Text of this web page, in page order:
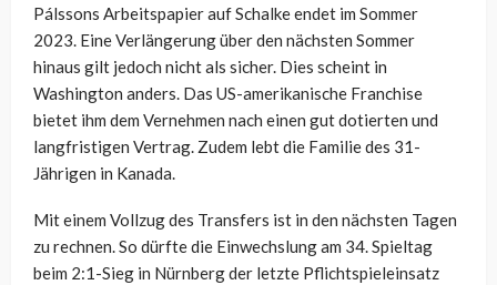
Pálssons Arbeitspapier auf Schalke endet im Sommer
2023. Eine Verlängerung über den nächsten Sommer
hinaus gilt jedoch nicht als sicher. Dies scheint in
Washington anders. Das US-amerikanische Franchise
bietet ihm dem Vernehmen nach einen gut dotierten und
langfristigen Vertrag. Zudem lebt die Familie des 31-
Jährigen in Kanada.
Mit einem Vollzug des Transfers ist in den nächsten Tagen
zu rechnen. So dürfte die Einwechslung am 34. Spieltag
beim 2:1-Sieg in Nürnberg der letzte Pflichtspieleinsatz